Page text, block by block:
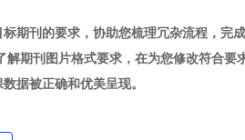
期刊的要求，协助您梳理冗杂流程，完成
期刊图片格式要求，在为您修改符合要
据被正确和优美呈现。